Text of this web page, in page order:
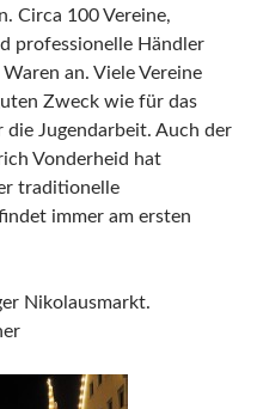
Circa 100 Vereine,
professionelle Händler
an. Viele Vereine
Zweck wie für das
die Jugendarbeit. Auch der
Vonderheid hat
traditionelle
immer am ersten
Nikolausmarkt.